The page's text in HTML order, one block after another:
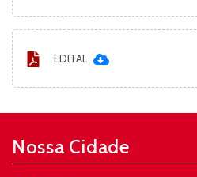
EDITAL
Nossa Cidade